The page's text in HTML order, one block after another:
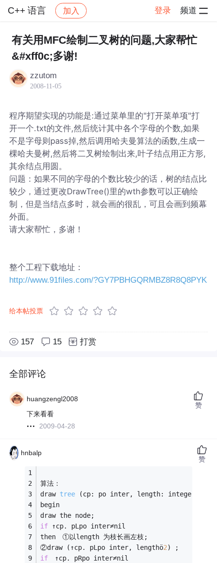
C++ 语言 加入 登录 频道
社区 C++ 语言 帖子详情
有关用MFC绘制二叉树的问题,大家帮忙
&#xff0c;多谢!
zzutom
2008-11-05
程序期望实现的功能是:通过菜单里的"打开菜单项"打
开一个.txt的文件,然后统计其中各个字母的个数,如果
不是字母则pass掉,然后调用哈夫曼算法的函数,生成一
棵哈夫曼树,然后将二叉树绘制出来,叶子结点用正方形,
其余结点用圆。
问题：如果不同的字母的个数比较少的话，树的结点比
较少，通过更改DrawTree()里的wth参数可以正确绘
制，但是当结点多时，就会画的很乱，可且会画到频幕
外面。
请大家帮忙，多谢！
整个工程下载地址：
http://www.91files.com/?GY7PBHGQRMBZ8R8Q8PYK
给本帖投票
157 15 打赏
全部评论
huangzengl2008
下来看看
2009-04-28
赞
hnbalp
算法：
draw tree
(cp: po inter, length: integer)
begin
draw the node;
if ↑cp. pLpo inter≠nil
then　①以length 为枝长画左枝;
②draw (↑cp. pLpo inter, lengthö2) ;
if ↑cp. pRpo inter≠nil
赞